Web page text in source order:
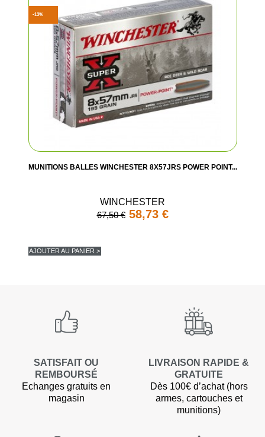
MUNITIONS BALLES WINCHESTER 8X57JRS POWER POINT...
WINCHESTER
67,50 € 58,73 €
AJOUTER AU PANIER >
-13%
SATISFAIT OU
REMBOURSÉ
Echanges gratuits en
magasin
LIVRAISON RAPIDE &
GRATUITE
Dès 100€ d’achat (hors
armes, cartouches et
munitions)